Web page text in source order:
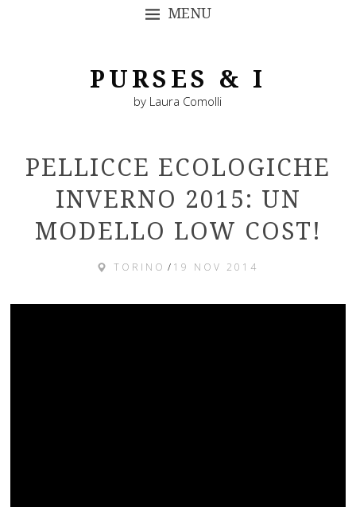
MENU
PURSES & I
by Laura Comolli
PELLICCE ECOLOGICHE
INVERNO 2015: UN
MODELLO LOW COST!
TORINO / 19 NOV 2014